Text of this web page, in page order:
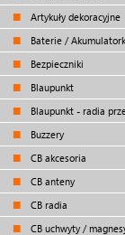
Artykuły dekoracyjne
Baterie /
Bezpieczniki
Blaupunkt
Blaupunkt - radia
Buzzery
CB akcesoria
CB anteny
CB radia
CB uchwyty /